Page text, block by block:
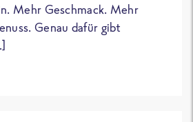
Mehr Geschmack. Mehr
Genau dafür gibt